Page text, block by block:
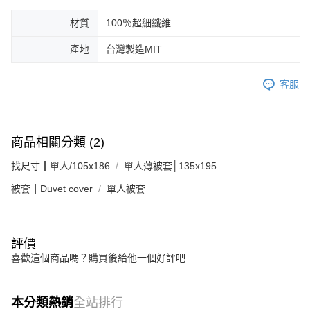
材質 100％超細纖維
產地 台灣製造MIT
客服
商品相關分類 (2)
找尺寸┃單人/105x186 單人薄被套│135x195
被套┃Duvet cover 單人被套
評價
喜歡這個商品嗎？購買後給他一個好評吧
本分類熱銷全站排行